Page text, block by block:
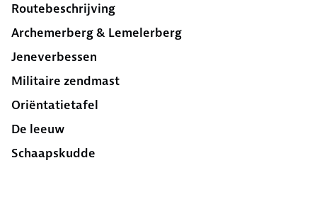
Routebeschrijving
Archemerberg & Lemelerberg
Jeneverbessen
Militaire zendmast
Oriëntatietafel
De leeuw
Schaapskudde